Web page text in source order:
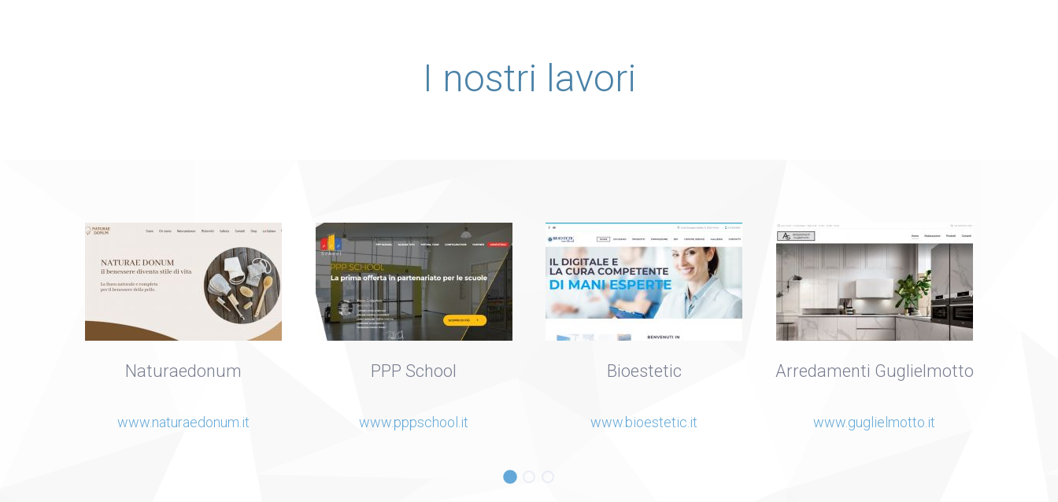
I nostri lavori
Naturaedonum
www.naturaedonum.it
PPP School
www.pppschool.it
Bioestetic
www.bioestetic.it
Arredamenti Guglielmotto
www.guglielmotto.it